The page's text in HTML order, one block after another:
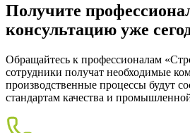
Получите
консультацию уже
Обращайтесь к профессионалам
сотрудники получат необходимые
производственные процессы будут
стандартам качества и